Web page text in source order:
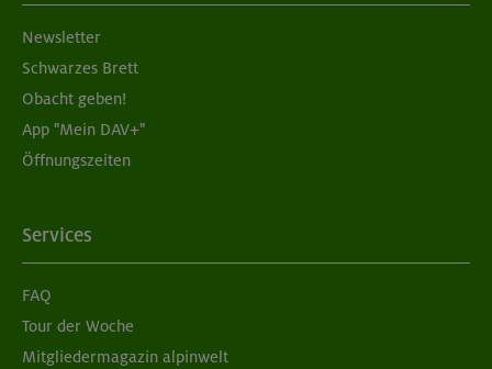
Newsletter
Schwarzes Brett
Obacht geben!
App "Mein DAV+"
Öffnungszeiten
Services
FAQ
Tour der Woche
Mitgliedermagazin alpinwelt